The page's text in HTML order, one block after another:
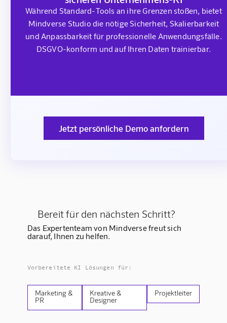
Während Standard-Tools an ihre Grenzen stoßen, bietet
Mindverse Studio die nötige Sicherheit, Skalierbarkeit
und Anpassbarkeit für professionelle Anwendungsfälle.
DSGVO-konform und auf Ihren Daten trainierbar.
Jetzt persönliche Demo anfordern
Bereit für den nächsten Schritt?
Das Expertenteam von Mindverse freut sich
darauf, Ihnen zu helfen.
Vorbereitete KI Lösungen für:
Marketing &
PR
Kreative &
Designer
Projektleiter